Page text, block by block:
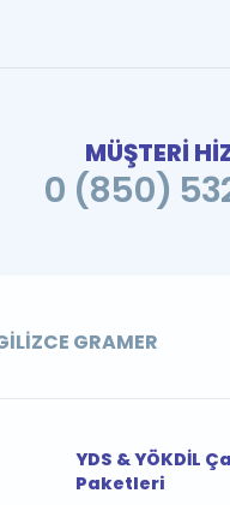
MÜŞTERİ
0 (850)
GRAMER
YDS & YÖKDİL
Paketleri